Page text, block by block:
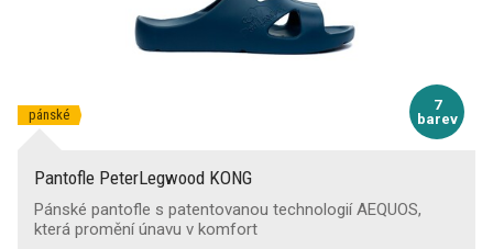
7
barev
pánské
Pantofle PeterLegwood KONG
Pánské pantofle s patentovanou technologií AEQUOS,
která promění únavu v komfort